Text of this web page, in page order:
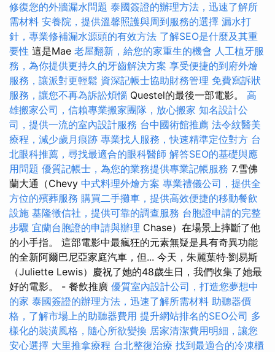
修復您的外牆漏水問題 泰國簽證的辦理方法，迅速了解所
需材料 安養院，提供溫馨照護與周到服務的選擇 漏水打
針，專業修補漏水源頭的有效方法 了解SEO是什麼及其重
要性 這是Mae 老屋翻新，給您的家重生的機會 人工植牙服
務，為你提供更持久的牙齒解決方案 享受便捷的到府外燴
服務，讓派對更輕鬆 資深記帳士協助財務管理 免費寫訴狀
服務，讓您不再為訴訟煩惱 Questel的最後一部電影。 高
雄搬家公司，信賴專業搬家團隊，放心搬家 知名設計公
司，提供一流的室內設計服務 台中國術館推薦 法令紋醫美
療程，減少歲月痕跡 專業找人服務，快速精準定位對方 台
北眼科推薦，尋找最適合的眼科醫師 解答SEO的基礎與應
用問題 優質記帳士，為您的業務提供專業記帳服務 7.雪佛
蘭大通（Chevy 中式料理外燴方案 專業禮儀公司，提供全
方位的殯葬服務 購買二手攤車，提供高效便捷的移動餐飲
設施 基隆徵信社，提供可靠的調查服務 台胞證申請的完整
步驟 宜蘭台胞證的申請與辦理 Chase）在場景上摔斷了他
的小手指。 這部電影中最瘋狂的元素無疑是具有奇異功能
的全新阿爾巴尼亞家庭汽車，但... 今天，朱麗葉特·劉易斯
（Juliette Lewis）慶祝了她的48歲生日，我們收集了她最
好的電影。 - 餐飲推廣 優質室內設計公司，打造您夢想中
的家 泰國簽證的辦理方法，迅速了解所需材料 助聽器價
格，了解市場上的助聽器費用 提升網站排名的SEO公司 多
樣化的裝潢風格，隨心所欲變換 居家清潔費用明細，讓您
安心選擇 大里推拿療程 台北整復治療 找到最適合的冷凍櫃